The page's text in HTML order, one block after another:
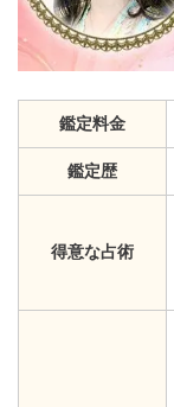
鑑定料金
鑑定歴
得意な占術